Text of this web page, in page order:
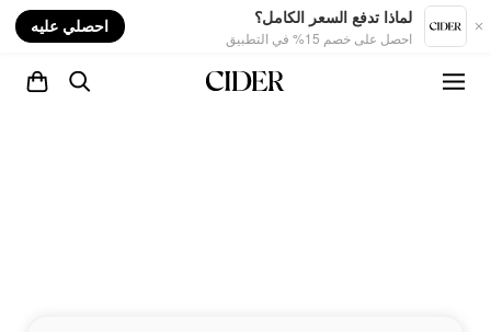
لماذا تدفع السعر الكامل؟
احصل على خصم 15% في التطبيق
احصلي عليه